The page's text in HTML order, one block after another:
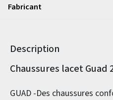
Fabricant
Description
Informations sur le
Chaussures lacet Guad
GUAD -Des chaussures